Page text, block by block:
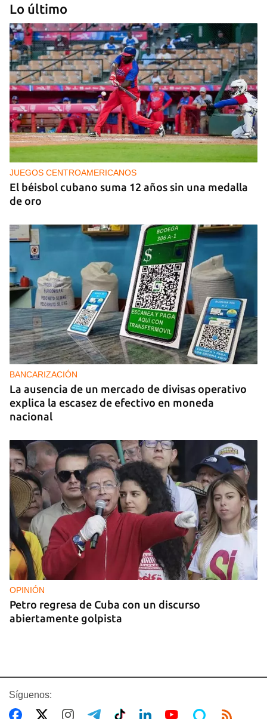
PODCAST
Cafecito informativo del viernes 7 de agosto de
2026
Lo último
JUEGOS CENTROAMERICANOS
El béisbol cubano suma 12 años sin una medalla
de oro
BANCARIZACIÓN
La ausencia de un mercado de divisas operativo
explica la escasez de efectivo en moneda
nacional
OPINIÓN
Petro regresa de Cuba con un discurso
abiertamente golpista
Síguenos: